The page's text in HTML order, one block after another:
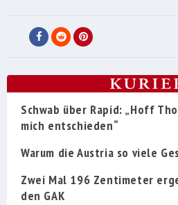
Schwab über Rapid: „Hoff
mich entschieden“
Warum die Austria so viele
Zwei Mal 196 Zentimeter
den GAK